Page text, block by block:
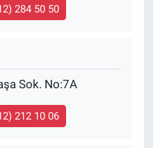
284 50 50
Sok. No:7A
212 10 06